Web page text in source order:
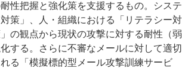
性把握と強化策を支援するもの。システ
策」、人・組織における「リテラシー対
の観点から現状の攻撃に対する耐性（弱
する。さらに不審なメールに対して適切
る「模擬標的型メール攻撃訓練サービ